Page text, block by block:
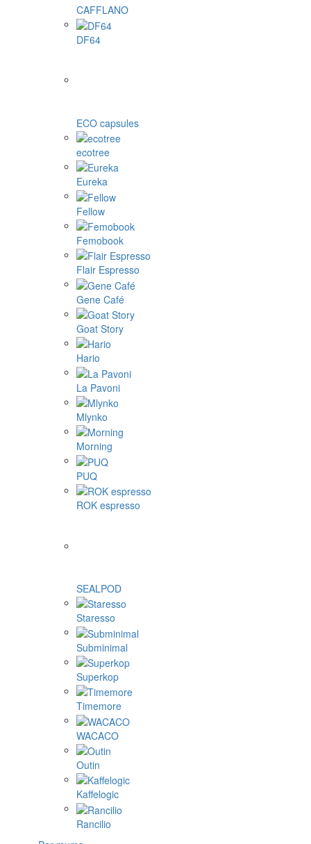
CAFFLANO
DF64
ECO capsules
ecotree
Eureka
Fellow
Femobook
Flair Espresso
Gene Café
Goat Story
Hario
La Pavoni
Mlynko
Morning
PUQ
ROK espresso
SEALPOD
Staresso
Subminimal
Superkop
Timemore
WACACO
Outin
Kaffelogic
Rancilio